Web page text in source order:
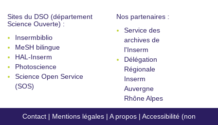
Sites du DSO (département
Science Ouverte) :
Insermbiblio
MeSH bilingue
HAL-Inserm
Photoscience
Science Open Service
(SOS)
Nos partenaires :
Service des
archives de
l'Inserm
Délégation
Régionale
Inserm
Auvergne
Rhône Alpes
Contact | Mentions légales | A propos | Accessibilité (non